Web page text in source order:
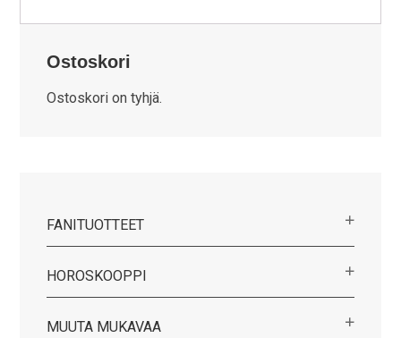
Ostoskori
Ostoskori on tyhjä.
FANITUOTTEET
HOROSKOOPPI
MUUTA MUKAVAA